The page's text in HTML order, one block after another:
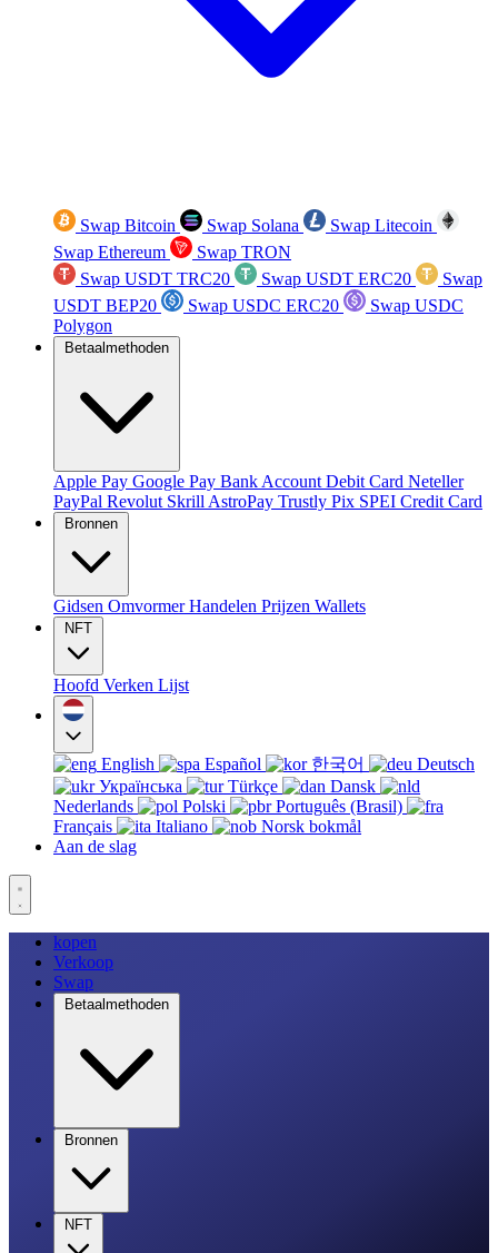
Swap Bitcoin Swap Solana
Swap Litecoin
Swap Ethereum
Swap TRON
Swap USDT TRC20
Swap USDT ERC20
Swap
USDT BEP20
Swap USDC ERC20
Swap USDC
Polygon
Betaalmethoden
Apple Pay Google Pay Bank Account Debit Card Neteller
PayPal Revolut Skrill AstroPay Trustly Pix SPEI Credit Card
Bronnen
Gidsen OmvormerHandelen Prijzen Wallets
NFT
Hoofd Verken Lijst
English Español 한국어
Deutsch
Українська
Türkçe
Dansk
Nederlands
Polski
Português (Brasil)
Français
Italiano
Norsk bokmål
Aan de slag
kopen
Verkoop
Swap
Betaalmethoden
Bronnen
NFT